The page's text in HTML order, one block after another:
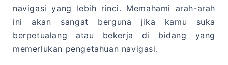
navigasi yang lebih rinci. Memahami arah-arah
ini akan sangat berguna jika kamu suka
berpetualang atau bekerja di bidang yang
memerlukan pengetahuan navigasi.